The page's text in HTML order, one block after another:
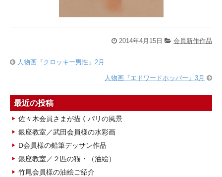
2014年4月15日 会員新作作品
人物画『クロッキー男性』2月
人物画『エドワードホッパー』3月
最近の投稿
佐々木会員さまが描くパリの風景
銀座教室／武田会員様の水彩画
D会員様の鉛筆デッサン作品
銀座教室／２匹の猫・（油絵）
竹尾会員様の油絵ご紹介